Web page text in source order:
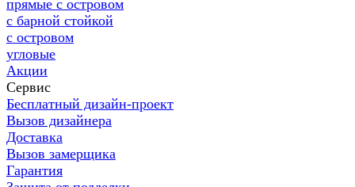
прямые с островом
с барной стойкой
с островом
угловые
Акции
Сервис
Бесплатный дизайн-проект
Вызов дизайнера
Доставка
Вызов замерщика
Гарантия